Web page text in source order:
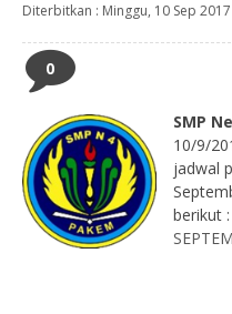
Diterbitkan : Minggu, 10 Sep 2017
0
SMP
10/9/
jadwal
berikut :